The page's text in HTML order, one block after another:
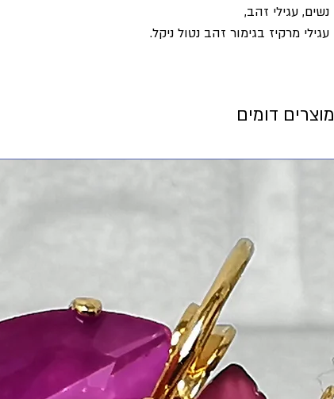
נשים, עגילי זהב,
עגילי מרקיז בגימור זהב נטול ניקל.
מוצרים דומים